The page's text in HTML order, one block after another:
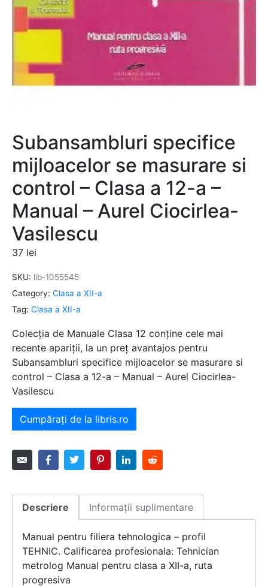
Subansambluri specifice
mijloacelor se masurare si
control – Clasa a 12-a –
Manual – Aurel Ciocirlea-
Vasilescu
37 lei
SKU: lib-1055545
Category: Clasa a XII-a
Tag: Clasa a XII-a
Colecția de Manuale Clasa 12 conține cele mai
recente apariții, la un preț avantajos pentru
Subansambluri specifice mijloacelor se masurare si
control – Clasa a 12-a – Manual – Aurel Ciocirlea-
Vasilescu
Cumpărați de la libris.ro
Descriere Informații suplimentare
Manual pentru filiera tehnologica – profil
TEHNIC. Calificarea profesionala: Tehnician
metrolog Manual pentru clasa a XII-a, ruta
progresiva